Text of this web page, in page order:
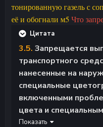
тонированную газель с
её и обогнали м5 Что
Цитата
3.5. Запрещается
транспортного
нанесенные на
специальные
включенными
цвета и
Показать